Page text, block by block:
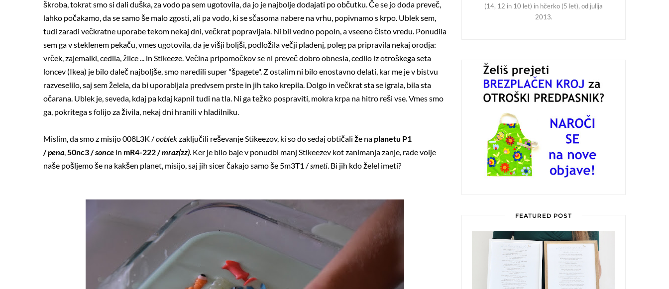
škroba, tokrat smo si dali duška, za vodo pa sem ugotovila, da jo je najbolje dodajati po občutku. Če se jo doda preveč,
lahko počakamo, da se samo še malo zgosti, ali pa vodo, ki se sčasoma nabere na vrhu, popivnamo s krpo. Ublek sem,
tudi zaradi večkratne uporabe tekom nekaj dni, večkrat popravljala. Ni bil vedno popoln, a vseeno čisto vredu. Ponudila
sem ga v steklenem pekaču, vmes ugotovila, da je višji boljši, podložila večji pladenj, poleg pa pripravila nekaj orodja:
vrček, zajemalki, cedila, žlice ... in Stikeeze. Večina pripomočkov se ni preveč dobro obnesla, cedilo iz otroškega seta
loncev (Ikea) je bilo daleč najboljše, smo naredili super "špagete". Z ostalim ni bilo enostavno delati, kar me je v bistvu
razveselilo, saj sem želela, da bi uporabljala predvsem prste in jih tako krepila. Dolgo in večkrat sta se igrala, bila sta
očarana. Ublek je, seveda, kdaj pa kdaj kapnil tudi na tla. Ni ga težko pospraviti, mokra krpa na hitro reši vse. Vmes smo
ga, pokritega s folijo za živila, nekaj dni hranili v hladilniku.
Mislim, da smo z misijo 008L3K /ooblekzaključili reševanje Stikeezov, ki so do sedaj obtičali že na planetu P1
/pena 50nc3 /sonce in mR4-222 /mraz(zz) . Ker je bilo baje v ponudbi manj Stikeezev kot zanimanja zanje, rade volje
naše pošljemo še na kakšen planet, misijo, saj jih sicer čakajo samo še 5m3T1 / smeti . Bi jih kdo želel imeti?
(14, 12 in 10 let) in hčerko (5 let), od julija
2013.
FEATURED POST